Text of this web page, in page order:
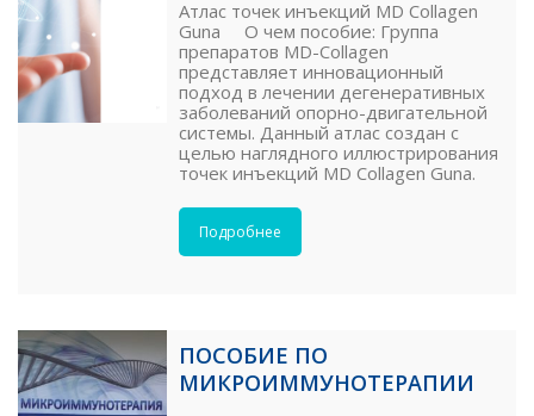
Атлас точек инъекций MD Collagen
Guna О чем пособие: Группа
препаратов MD-Collagen
представляет инновационный
подход в лечении дегенеративных
заболеваний опорно-двигательной
системы. Данный атлас создан с
целью наглядного иллюстрирования
точек инъекций MD Collagen Guna.
Подробнее
ПОСОБИЕ ПО
МИКРОИММУНОТЕРАПИИ